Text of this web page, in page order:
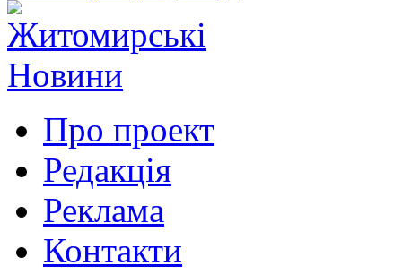
Про проект
Редакція
Реклама
Контакти